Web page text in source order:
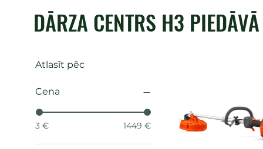
DĀRZA CENTRS H3
Atlasīt pēc
Cena
3 € 1449 €